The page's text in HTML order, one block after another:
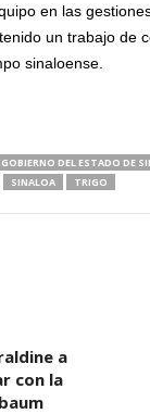
en las
un trabajo de
sinaloense.
GOBIERNO DEL ESTADO DE
SINALOA TRIGO
a
con la